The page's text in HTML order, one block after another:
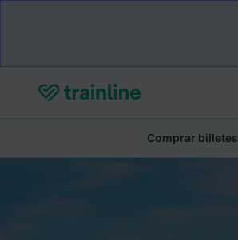
Comprar billetes